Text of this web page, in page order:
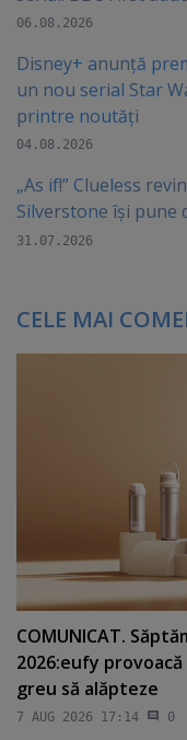
06.08.2026
Disney+ anunță
un nou serial Star
printre noutăți
04.08.2026
„As if!” Clueless
Silverstone își pune
31.07.2026
CELE MAI
COMUNICAT.
2026:eufy
greu să alăpteze
7 AUG 2026 17:14 0